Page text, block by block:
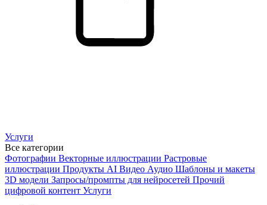
Услуги
Все категории
Фотографии Векторные иллюстрации Растровые
иллюстрации Продукты AI Видео Аудио Шаблоны и макеты
3D модели Запросы/промпты для нейросетей Прочий
цифровой контент Услуги